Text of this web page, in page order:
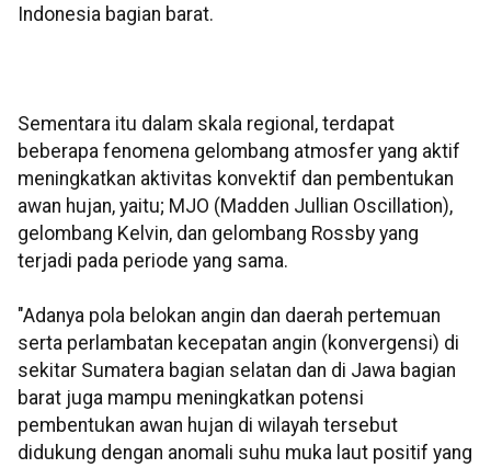
Indonesia bagian barat.
Sementara itu dalam skala regional, terdapat
beberapa fenomena gelombang atmosfer yang aktif
meningkatkan aktivitas konvektif dan pembentukan
awan hujan, yaitu; MJO (Madden Jullian Oscillation),
gelombang Kelvin, dan gelombang Rossby yang
terjadi pada periode yang sama.
"Adanya pola belokan angin dan daerah pertemuan
serta perlambatan kecepatan angin (konvergensi) di
sekitar Sumatera bagian selatan dan di Jawa bagian
barat juga mampu meningkatkan potensi
pembentukan awan hujan di wilayah tersebut
didukung dengan anomali suhu muka laut positif yang